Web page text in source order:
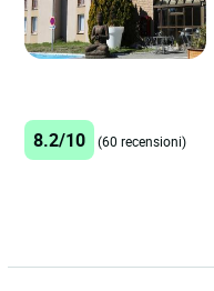
8.2/10 (60 recensioni)